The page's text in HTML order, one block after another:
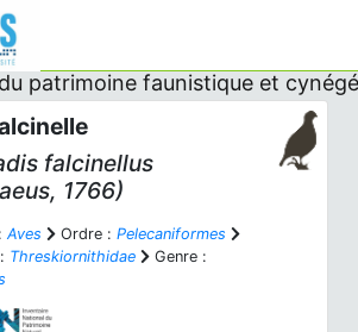
patrimoine faunistique et
falcinellus
1766)
Aves Ordre : Pelecaniformes
Threskiornithidae
Genre :